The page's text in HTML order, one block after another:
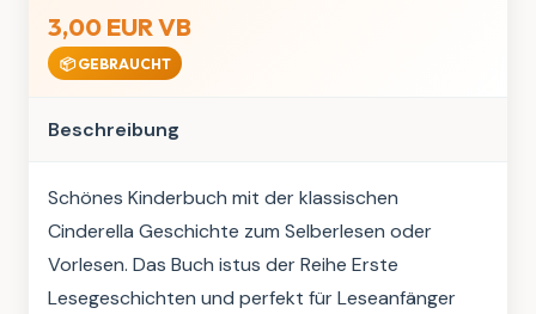
3,00 EUR VB
📦 GEBRAUCHT
Beschreibung
Schönes Kinderbuch mit der klassischen
Cinderella Geschichte zum Selberlesen oder
Vorlesen. Das Buch istus der Reihe Erste
Lesegeschichten und perfekt für Leseanfänger